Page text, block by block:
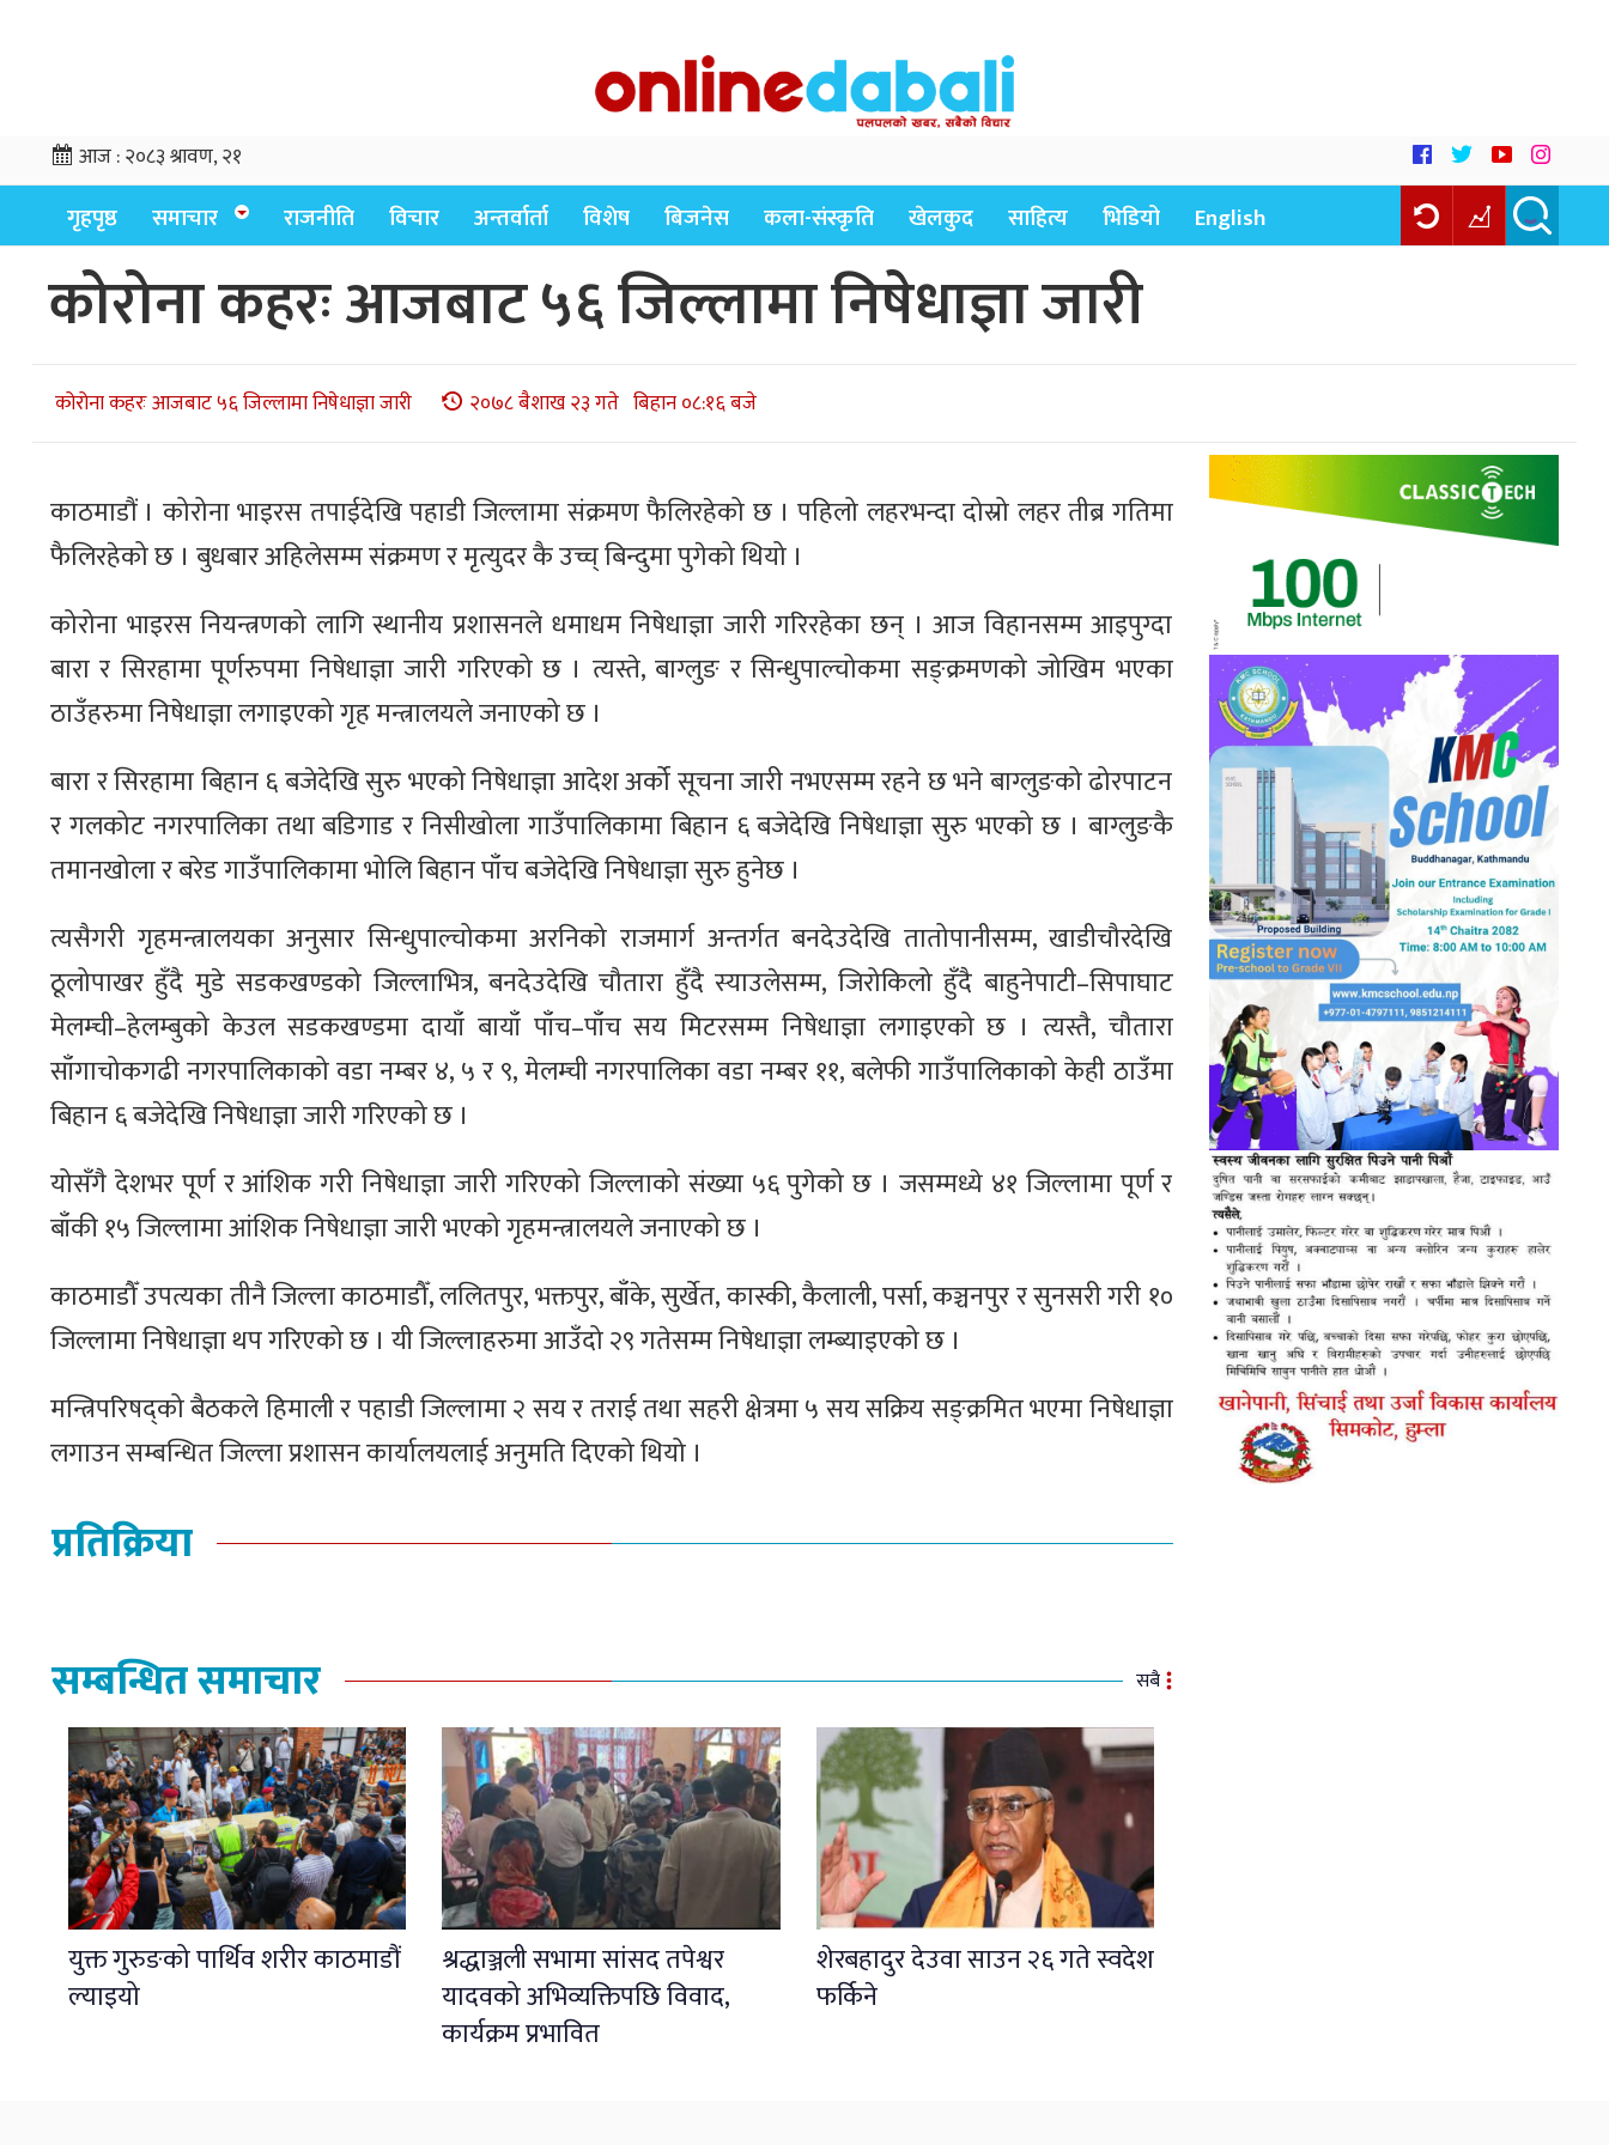
आज :२०८३ श्रावण, २१
गृहपृष्ठ समाचार राजनीति विचार अन्तर्वार्ता विशेष बिजनेस कला-संस्कृति खेलकुद साहित्य भिडियो English
कोरोना कहरः आजबाट ५६ जिल्लामा निषेधाज्ञा जारी
कोरोना कहरः आजबाट ५६ जिल्लामा निषेधाज्ञा जारी २०७८ बैशाख २३ गते बिहान ०८:१६ बजे
काठमाडौं । कोरोना भाइरस तपाईदेखि पहाडी जिल्लामा संक्रमण फैलिरहेको छ । पहिलो लहरभन्दा दोस्रो लहर तीब्र गतिमा
फैलिरहेको छ । बुधबार अहिलेसम्म संक्रमण र मृत्युदर कै उच्च् बिन्दुमा पुगेको थियो ।
कोरोना भाइरस नियन्त्रणको लागि स्थानीय प्रशासनले धमाधम निषेधाज्ञा जारी गरिरहेका छन् । आज विहानसम्म आइपुग्दा
बारा र सिरहामा पूर्णरुपमा निषेधाज्ञा जारी गरिएको छ । त्यस्ते, बाग्लुङ र सिन्धुपाल्चोकमा सङ्क्रमणको जोखिम भएका
ठाउँहरुमा निषेधाज्ञा लगाइएको गृह मन्त्रालयले जनाएको छ ।
बारा र सिरहामा बिहान ६ बजेदेखि सुरु भएको निषेधाज्ञा आदेश अर्को सूचना जारी नभएसम्म रहने छ भने बाग्लुङको ढोरपाटन
र गलकोट नगरपालिका तथा बडिगाड र निसीखोला गाउँपालिकामा बिहान ६ बजेदेखि निषेधाज्ञा सुरु भएको छ । बाग्लुङकै
तमानखोला र बरेड गाउँपालिकामा भोलि बिहान पाँच बजेदेखि निषेधाज्ञा सुरु हुनेछ ।
त्यसैगरी गृहमन्त्रालयका अनुसार सिन्धुपाल्चोकमा अरनिको राजमार्ग अन्तर्गत बनदेउदेखि तातोपानीसम्म, खाडीचौरदेखि
ठूलोपाखर हुँदै मुडे सडकखण्डको जिल्लाभित्र, बनदेउदेखि चौतारा हुँदै स्याउलेसम्म, जिरोकिलो हुँदै बाहुनेपाटी–सिपाघाट
मेलम्ची–हेलम्बुको केउल सडकखण्डमा दायाँ बायाँ पाँच–पाँच सय मिटरसम्म निषेधाज्ञा लगाइएको छ । त्यस्तै, चौतारा
साँगाचोकगढी नगरपालिकाको वडा नम्बर ४, ५ र ९, मेलम्ची नगरपालिका वडा नम्बर ११, बलेफी गाउँपालिकाको केही ठाउँमा
बिहान ६ बजेदेखि निषेधाज्ञा जारी गरिएको छ ।
योसँगै देशभर पूर्ण र आंशिक गरी निषेधाज्ञा जारी गरिएको जिल्लाको संख्या ५६ पुगेको छ । जसम्मध्ये ४१ जिल्लामा पूर्ण र
बाँकी १५ जिल्लामा आंशिक निषेधाज्ञा जारी भएको गृहमन्त्रालयले जनाएको छ ।
काठमाडौँ उपत्यका तीनै जिल्ला काठमाडौँ, ललितपुर, भक्तपुर, बाँके, सुर्खेत, कास्की, कैलाली, पर्सा, कञ्चनपुर र सुनसरी गरी १०
जिल्लामा निषेधाज्ञा थप गरिएको छ । यी जिल्लाहरुमा आउँदो २९ गतेसम्म निषेधाज्ञा लम्ब्याइएको छ ।
मन्त्रिपरिषद्को बैठकले हिमाली र पहाडी जिल्लामा २ सय र तराई तथा सहरी क्षेत्रमा ५ सय सक्रिय सङ्क्रमित भएमा निषेधाज्ञा
लगाउन सम्बन्धित जिल्ला प्रशासन कार्यालयलाई अनुमति दिएको थियो ।
प्रतिक्रिया
सम्बन्धित समाचार सबै
युक्त गुरुङको पार्थिव शरीर काठमाडौं
ल्याइयो
श्रद्धाञ्जली सभामा सांसद तपेश्वर
यादवको अभिव्यक्तिपछि विवाद,
कार्यक्रम प्रभावित
शेरबहादुर देउवा साउन २६ गते स्वदेश
फर्किने